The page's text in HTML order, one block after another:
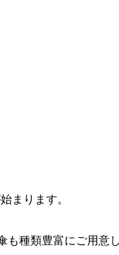
まります。
種類豊富にご用意